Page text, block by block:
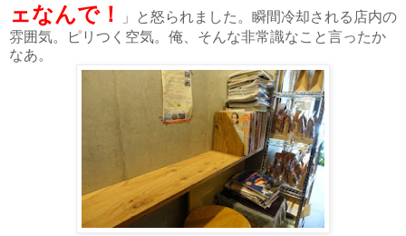
ェなんで！
」と怒られました。瞬間冷却される店内の
雰囲気。ピリつく空気。俺、そんな非常識なこと言ったか
なあ。